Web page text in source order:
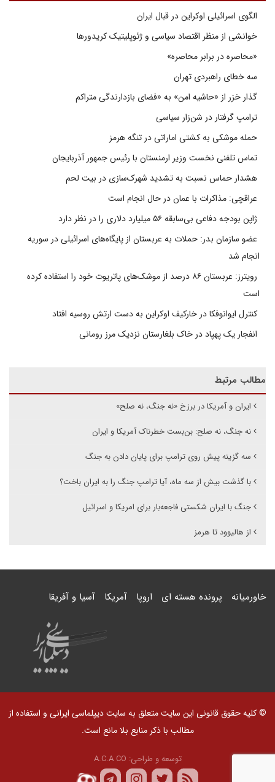
الگوی اسرائیلی اوکراین در قبال ایران
خوانشی از منظر اقتصاد سیاسی و ژئوپلیتیک کریدورها
«محاصره در برابر محاصره»
سه خطای راهبردی تهران
گذار خزر از «حاشیه امن» به «فضای بازدارندگی متراکم
ترامپ گرفتار در شن‌زار سیاسی
حمله موشکی به کشتی اماراتی در تنگه هرمز
تماس تلفنی نخست وزیر ارمنستان با رئیس جمهور آذربایجان
هشدار حماس نسبت به تشدید شهرک‌سازی در بیت‌ لحم
عراقچی: مذاکرات با عمان در حال انجام است
ژاپن بودجه دفاعی بی‌سابقه ۵۶ میلیارد دلاری را در نظر دارد
عضو سازمان بدر: حملات به عربستان از پایگاه‌های اسرائیلی در سوریه
انجام شد
رویترز: عربستان ۸۶ درصد از موشک‌های پاتریوت خود را استفاده کرده
است
کنترل ایوانوفکا در خارکیف اوکراین به دست ارتش روسیه افتاد
انفجار یک پهپاد در خاک بلغارستان نزدیک مرز رومانی
مطالب مرتبط
ایران و آمریکا در برزخ «نه جنگ، نه صلح»
نه جنگ، نه صلح: بن‌بست خطرناک آمریکا و ایران
سه گزینه پیش روی ترامپ برای پایان دادن به جنگ
با گذشت بیش از سه ماه، آیا ترامپ جنگ را به ایران باخت؟
جنگ با ایران شکستی فاجعه‌بار برای امریکا و اسرائیل
از هالیوود تا هرمز
خاورمیانه پرونده هسته ای اروپا آمریکا آسیا و آفریقا
© کلیه حقوق قانونی این سایت متعلق به سایت دیپلماسی ایرانی و استفاده از
مطالب با ذکر منابع بلا مانع است.
توسعه و طراحی: A.C.A CO